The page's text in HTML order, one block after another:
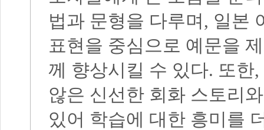
법과 문형을 다루며 , 일본
표현을 중심으로 예문을
께 향상시킬 수 있다. 또한,
않은 신선한 회화 스토리
있어 학습에 대한 흥미를